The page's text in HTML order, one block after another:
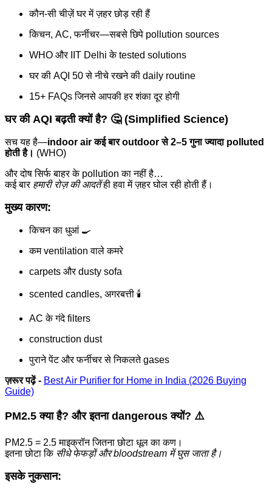
कौन-सी चीज़ें घर में ज़हर छोड़ रही हैं
किचन, AC, फर्नीचर—सबसे छिपे pollution sources
WHO और IIT Delhi के tested solutions
घर की AQI 50 से नीचे रखने की daily routine
15+ FAQs जिनसे आपकी हर शंका दूर होगी
घर की AQI बढ़ती क्यों है? 🤔 (Simplified Science)
सच यह है—indoor air कई बार outdoor से 2–5 गुना ज्यादा polluted
होती है। (WHO)
और दोष सिर्फ बाहर के pollution का नहीं है…
कई बार हमारी रोज़ की आदतेंही हवा में ज़हर घोल रही होती हैं।
मुख्य कारण:
किचन का धुआं 🍳
कम ventilation वाले कमरे
carpets और dusty sofa
scented candles, अगरबत्ती 🕯️
AC के गंदे filters
construction dust
पुराने पेंट और फर्नीचर से निकलते gases
ज़रूर पढ़ें - Best Air Purifier for Home in India (2026 Buying
Guide)
PM2.5 क्या है? और इतना dangerous क्यों? ⚠️
PM2.5 = 2.5 माइक्रॉन जितना छोटा धूल का कण।
इतना छोटा कि सीधे फेफड़ों और bloodstream में घुस जाता है।
इसके नुकसान: